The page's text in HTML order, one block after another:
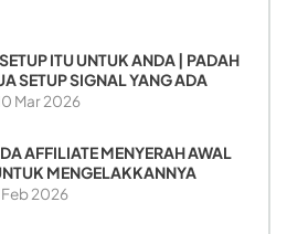
ITU UNTUK ANDA | PADAH
SETUP SIGNAL YANG ADA
Mar 2026
AFFILIATE MENYERAH AWAL
MENGELAKKANNYA
2026